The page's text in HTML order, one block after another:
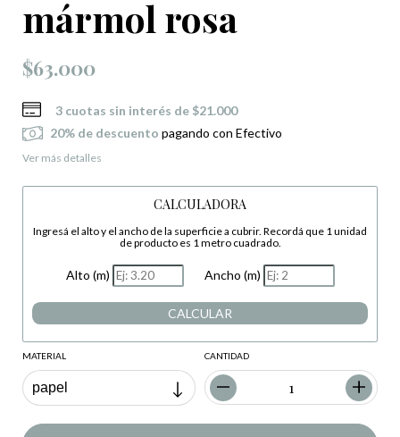
mármol rosa
$63.000
3 cuotas sin interés de $21.000
20% de descuento pagando con Efectivo
Ver más detalles
CALCULADORA
Ingresá el alto y el ancho de la superficie a cubrir. Recordá que 1 unidad
de producto es 1 metro cuadrado.
Alto (m) Ancho (m)
CALCULAR
MATERIAL CANTIDAD